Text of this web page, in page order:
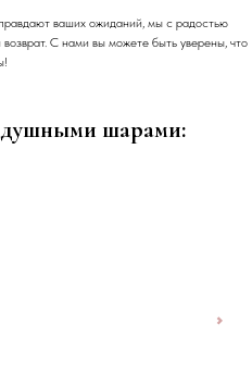
ваших ожиданий, мы с радостью
С нами вы можете быть уверены, что
шарами: